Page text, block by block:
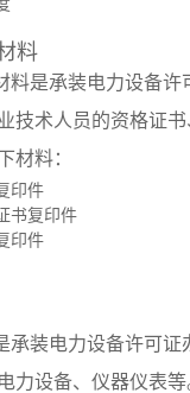
料
料是承装电力设备许
技术人员的资格证
材料：
印件
书复印件
印件
承装电力设备许可证
力设备、仪器仪表